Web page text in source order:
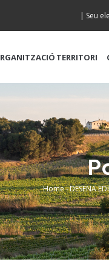
| Seu
TERRITORI
Home-DESENA